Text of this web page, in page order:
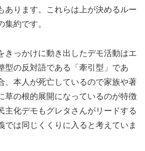
あります。これらは上が決めるルー
集約です。
きっかけに動き出したデモ活動はエ
型の反対語である「牽引型」であ
、本人が死亡しているので家族や著
草の根的展開になっているのが特徴
主化デモもグレタさんがリードする
では同じくくりに入ると考えていま